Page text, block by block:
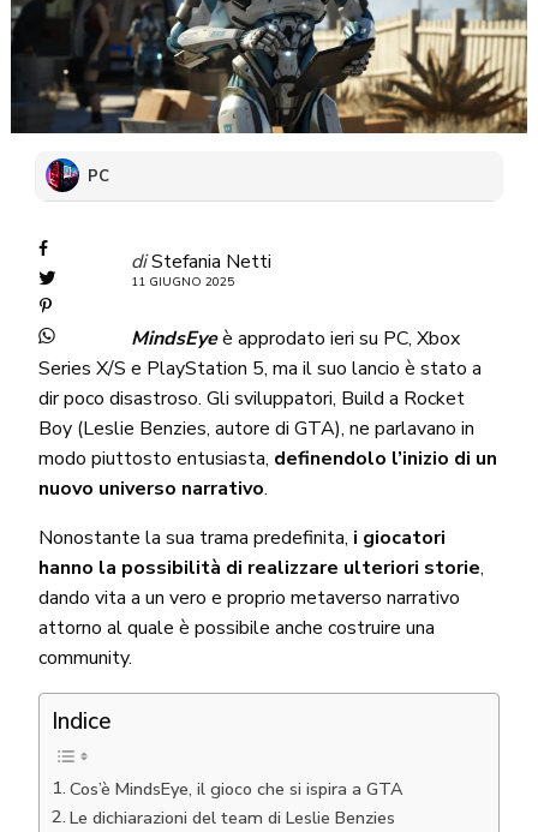
PC
diStefania Netti
11 GIUGNO 2025
MindsEyeè approdato ieri su PC, Xbox
Series X/S e PlayStation 5, ma il suo lancio è stato a
dir poco disastroso. Gli sviluppatori, Build a Rocket
Boy (Leslie Benzies, autore di GTA), ne parlavano in
modo piuttosto entusiasta, definendolo l’inizio di un
nuovo universo narrativo.
Nonostante la sua trama predefinita, i giocatori
hanno la possibilità di realizzare ulteriori storie,
dando vita a un vero e proprio metaverso narrativo
attorno al quale è possibile anche costruire una
community.
Indice
Cos’è MindsEye, il gioco che si ispira a GTA
Le dichiarazioni del team di Leslie Benzies